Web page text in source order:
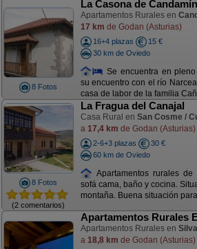
8 Fotos
La Casona de Candamín
Apartamentos Rurales en
17 km de Godan (Asturias)
16+4 plazas
15 €
30 km de Oviedo
Se encuentra en
su encuentro con el río
casa de labor de la familia
8 Fotos
(2 comentarios)
La Fragua del Canajal
Casa Rural en San Cosme /
a 17,4 km de Godan (Asturias)
2-6+3 plazas
30 €
60 km de Oviedo
Apartamentos rurales
sofá cama, baño y cocina.
montaña. Buena situación
Apartamentos Rurales
Apartamentos Rurales en
a 18,8 km de Godan (Asturias)